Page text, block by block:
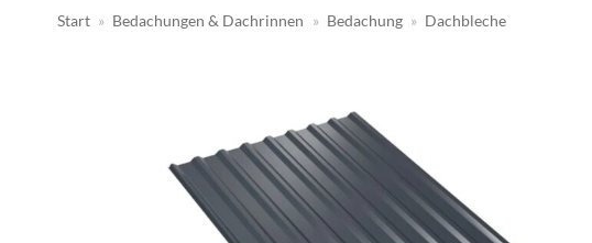
Start » Bedachungen & Dachrinnen » Bedachung » Dachbleche